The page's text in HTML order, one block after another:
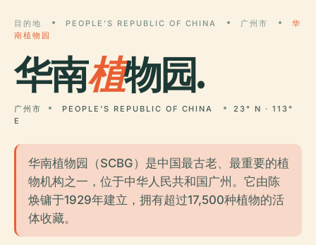
目的地 PEOPLE'S REPUBLIC OF CHINA 广州市
华
南植物园
华南植物园.
广州市 PEOPLE'S REPUBLIC OF CHINA
23° N · 113°
E
华南植物园（SCBG）是中国最古老、最重要的植
物机构之一，位于中华人民共和国广州。它由陈
焕镛于1929年建立，拥有超过17,500种植物的活
体收藏。